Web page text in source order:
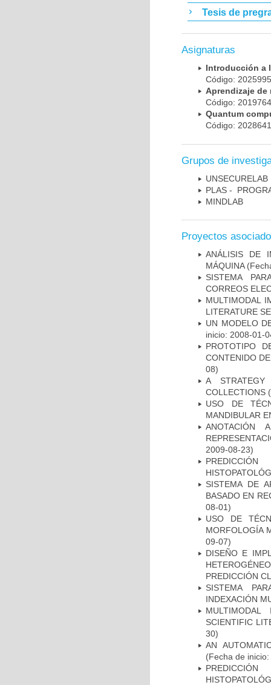
Tesis de
Asignaturas
Introducción a
Código:
Aprendizaje de
Código:
Quantum
Código:
Grupos de
UNSECURELAB
PLAS -
MINDLAB
Proyectos
ANÁLISIS DE
MÁQUINA
SISTEMA
CORREOS
MULTIMODAL
LITERATURE
UN MODELO
inicio: 2008-01-
PROTOTIPO
CONTENIDO
08)
A STRATEGY
COLLECTIONS
USO DE
MANDIBULAR
ANOTACIÓN
2009-08-23)
SISTEMA DE
BASADO EN
08-01)
USO DE
MORFOLOGÍA
09-07)
DISEÑO E
PREDICCIÓN
SISTEMA
INDEXACIÓN
SCIENTIFIC
30)
AN
(Fecha de